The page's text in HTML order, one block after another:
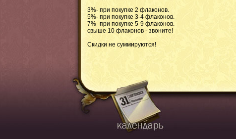
3%- при покупке 2 флаконов.
5%- при покупке 3-4 флаконов.
7%- при покупке 5-9 флаконов.
свыше 10 флаконов - звоните!
Скидки не суммируются!